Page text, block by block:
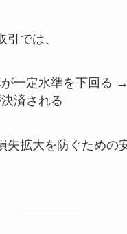
では、
一定水準を下回る
済される
失拡大を防ぐための